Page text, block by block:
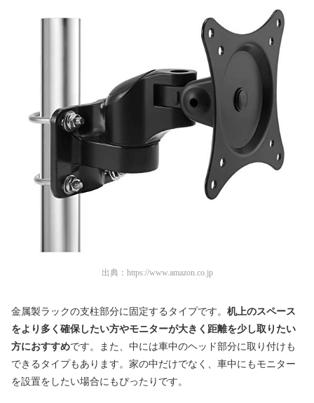
出典： https://www.amazon.co.jp
金属製ラックの支柱部分に固定するタイプです。 机上のスペース
をより多く確保したい方やモニターが大きく距離を少し取りたい
方におすすめです。また、中には車中のヘッド部分に取り付けも
できるタイプもあります。家の中だけでなく、車中にもモニター
を設置をしたい場合にもぴったりです。